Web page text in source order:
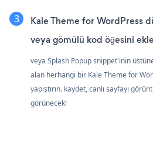
Kale Theme for WordPress
veya gömülü kod öğesini
veya Splash Popup snippet'inin
alan herhangi bir Kale Theme for
yapıştırın. kaydet, canlı sayfayı
görünecek!